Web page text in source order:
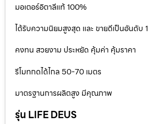
มอเตอร์อิตาลีแท้ 100%
ได้รับความนิยมสูงสุด และ ขายดีเป็นอันดับ 1
คงทน สวยงาม ประหยัด คุ้มค่า คุ้มราคา
รีโมทกดได้ไกล 50-70 เมตร
มาตรฐานการผลิตสูง มีคุณภาพ
รุ่น LIFE DEUS